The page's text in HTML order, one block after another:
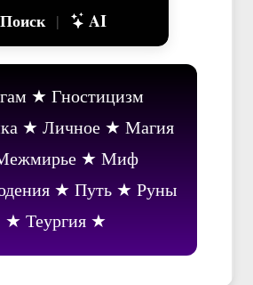
Поиск | AI
Гностицизм
Личное
Магия
Миф
Путь
Руны
Теургия